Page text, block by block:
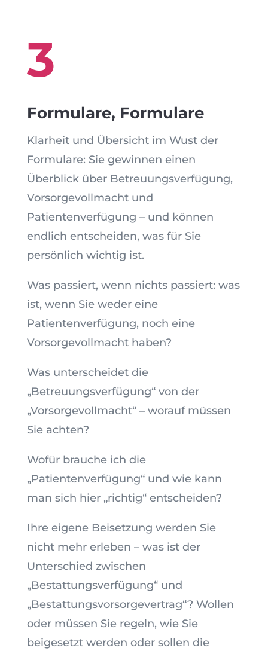
3
Formulare, Formulare
Klarheit und Übersicht im Wust der
Formulare: Sie gewinnen einen
Überblick über Betreuungsverfügung,
Vorsorgevollmacht und
Patientenverfügung – und können
endlich entscheiden, was für Sie
persönlich wichtig ist.
Was passiert, wenn nichts passiert: was
ist, wenn Sie weder eine
Patientenverfügung, noch eine
Vorsorgevollmacht haben?
Was unterscheidet die
„Betreuungsverfügung“ von der
„Vorsorgevollmacht“ – worauf müssen
Sie achten?
Wofür brauche ich die
„Patientenverfügung“ und wie kann
man sich hier „richtig“ entscheiden?
Ihre eigene Beisetzung werden Sie
nicht mehr erleben – was ist der
Unterschied zwischen
„Bestattungsverfügung“ und
„Bestattungsvorsorgevertrag“? Wollen
oder müssen Sie regeln, wie Sie
beigesetzt werden oder sollen die